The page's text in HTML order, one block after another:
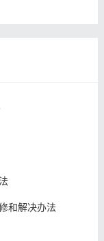
和解决办法